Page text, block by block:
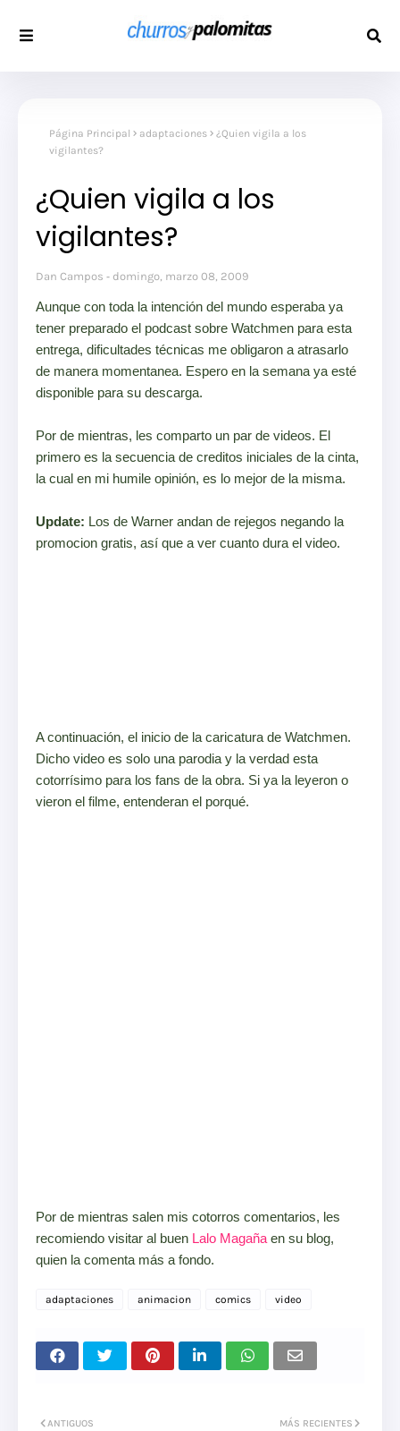
Página Principal adaptaciones
¿Quien vigila a los
vigilantes?
¿Quien vigila a los
vigilantes?
Dan Campos domingo, marzo 08, 2009
Aunque con toda la intención del mundo esperaba ya
tener preparado el podcast sobre Watchmen para esta
entrega, dificultades técnicas me obligaron a atrasarlo
de manera momentanea. Espero en la semana ya esté
disponible para su descarga.
Por de mientras, les comparto un par de videos. El
primero es la secuencia de creditos iniciales de la cinta,
la cual en mi humile opinión, es lo mejor de la misma.
Update: Los de Warner andan de rejegos negando la
promocion gratis, así que a ver cuanto dura el video.
A continuación, el inicio de la caricatura de Watchmen.
Dicho video es solo una parodia y la verdad esta
cotorrísimo para los fans de la obra. Si ya la leyeron o
vieron el filme, entenderan el porqué.
Por de mientras salen mis cotorros comentarios, les
recomiendo visitar al buen Lalo Magaña en su blog,
quien la comenta más a fondo.
adaptaciones animacion comics video
MÁS RECIENTES
ANTIGUOS